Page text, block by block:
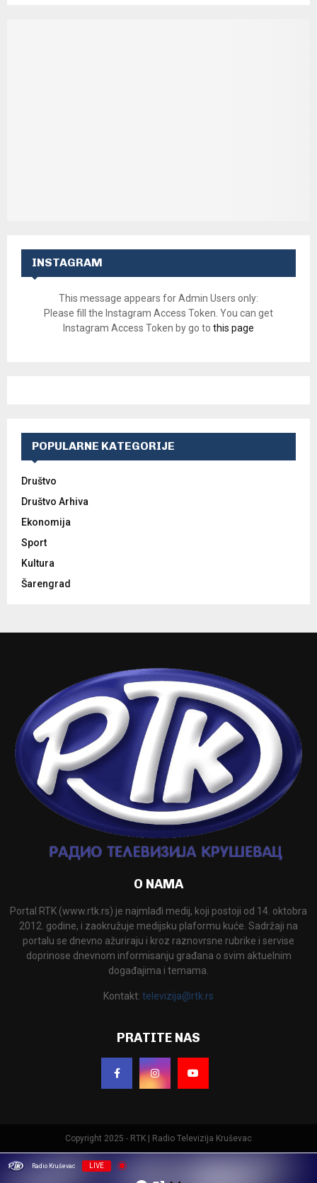
INSTAGRAM
This message appears for Admin Users only:
Please fill the Instagram Access Token. You can get
Instagram Access Token by go to this page
POPULARNE KATEGORIJE
Društvo
Društvo Arhiva
Ekonomija
Sport
Kultura
Šarengrad
O NAMA
Portal RTK (www.rtk.rs) je najmlađi medij, koji postoji od 14. oktobra
2012. godine, i zaokružuje medijsku plaformu kuće. Sadržaji na
portalu se dnevno ažuriraju i kroz raznovrsne rubrike i servise
doprinose dnevnom informisanju građana o svim aktuelnim
događajima i temama.
Kontakt: televizija@rtk.rs
PRATITE NAS
Copyright 2025 - RTK | Radio Televizija Kruševac
Radio Kruševac LIVE